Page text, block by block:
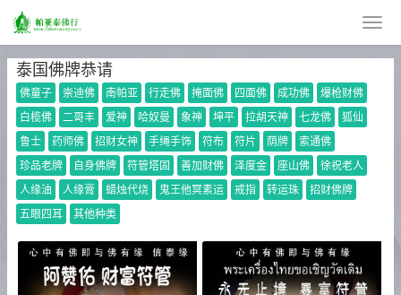
泰国佛牌恭请
佛童子 崇迪佛 南帕亚 行走佛 掩面佛 四面佛 成功佛
爆枪财佛
白榄佛
二哥丰 爱神 哈奴曼 象神 坤平 拉胡天神 七龙佛
狐仙
鲁士
药师佛 招财女神 手绳手饰 符布 符片 荫牌
索通佛
珍品老牌
自身佛牌 符管塔固 善加财佛 泽度金 座山佛
徐祝老人
人缘油
人缘膏 蜡烛代烧 鬼王他冥素运 戒指 转运珠
招财佛牌
五眼四耳
其他种类